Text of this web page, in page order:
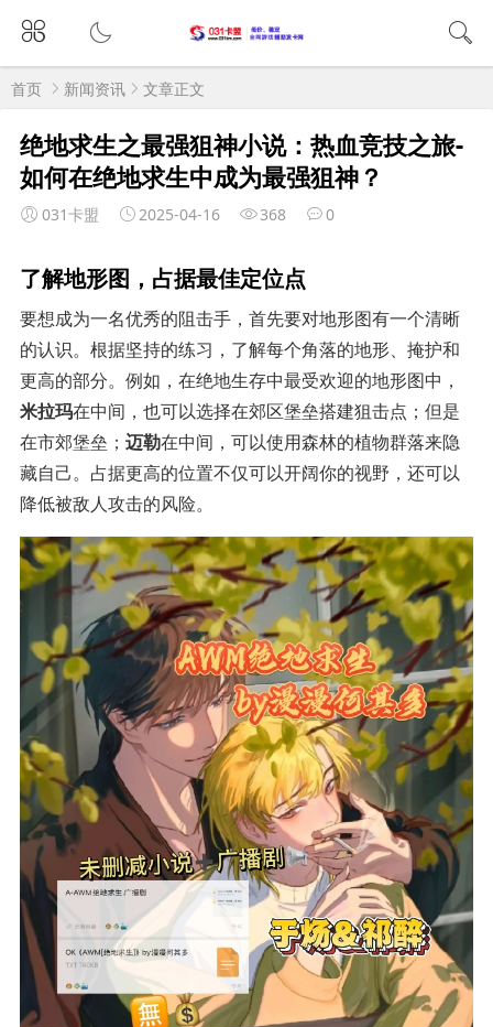
首页 新闻资讯 文章正文
绝地求生之最强狙神小说：热血竞技之旅-
如何在绝地求生中成为最强狙神？
031卡盟 2025-04-16 368 0
了解地形图，占据最佳定位点
要想成为一名优秀的阻击手，首先要对地形图有一个清晰
的认识。根据坚持的练习，了解每个角落的地形、掩护和
更高的部分。例如，在绝地生存中最受欢迎的地形图中，
米拉玛在中间，也可以选择在郊区堡垒搭建狙击点；但是
在市郊堡垒； 迈勒在中间，可以使用森林的植物群落来隐
藏自己。占据更高的位置不仅可以开阔你的视野，还可以
降低被敌人攻击的风险。